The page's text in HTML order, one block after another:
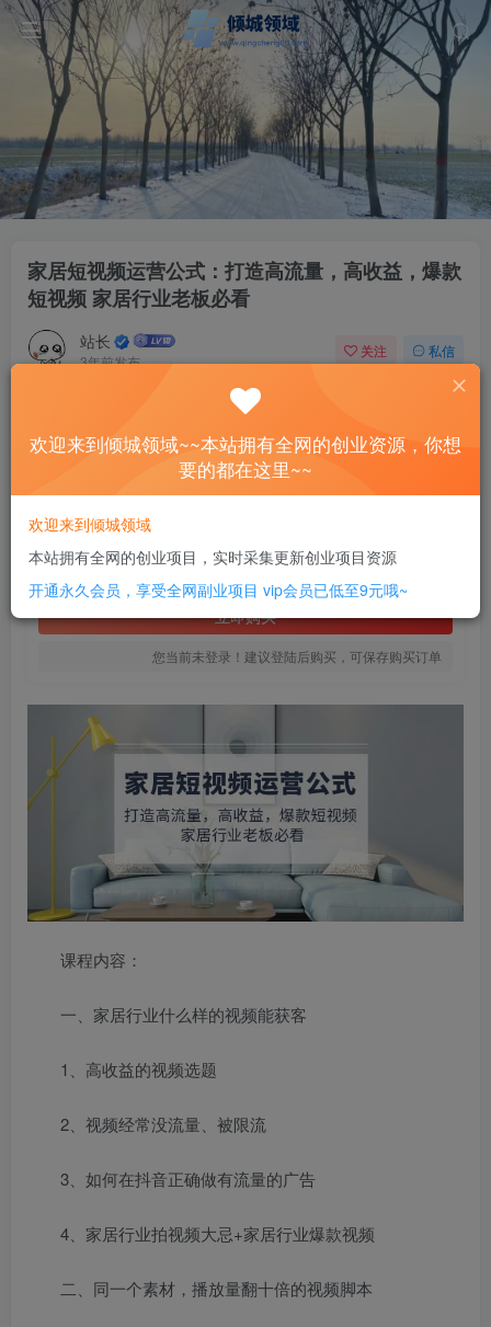
家居短视频运营公式：打造高流量，高收益，爆款
短视频 家居行业老板必看
站长
3年前发布
关注 私信
家居短视频运营公式：打造高流量，高收益，爆款短视频 家居行业老板必看
此内容为付费资源，请付费后查看
SVIP全站会员 免费
立即购买
您当前未登录！建议登陆后购买，可保存购买订单
课程内容：
一、家居行业什么样的视频能获客
1、高收益的视频选题
2、视频经常没流量、被限流
3、如何在抖音正确做有流量的广告
4、家居行业拍视频大忌+家居行业爆款视频
二、同一个素材，播放量翻十倍的视频脚本
欢迎来到倾城领域~~本站拥有全网的创业资源，你想
要的都在这里~~
欢迎来到倾城领域
本站拥有全网的创业项目，实时采集更新创业项目资源
开通永久会员，享受全网副业项目 vip会员已低至9元哦~